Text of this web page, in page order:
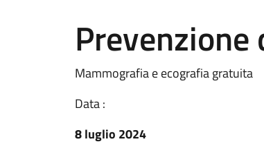
Mammografia e ecografia gratuita
Data :
8 luglio 2024